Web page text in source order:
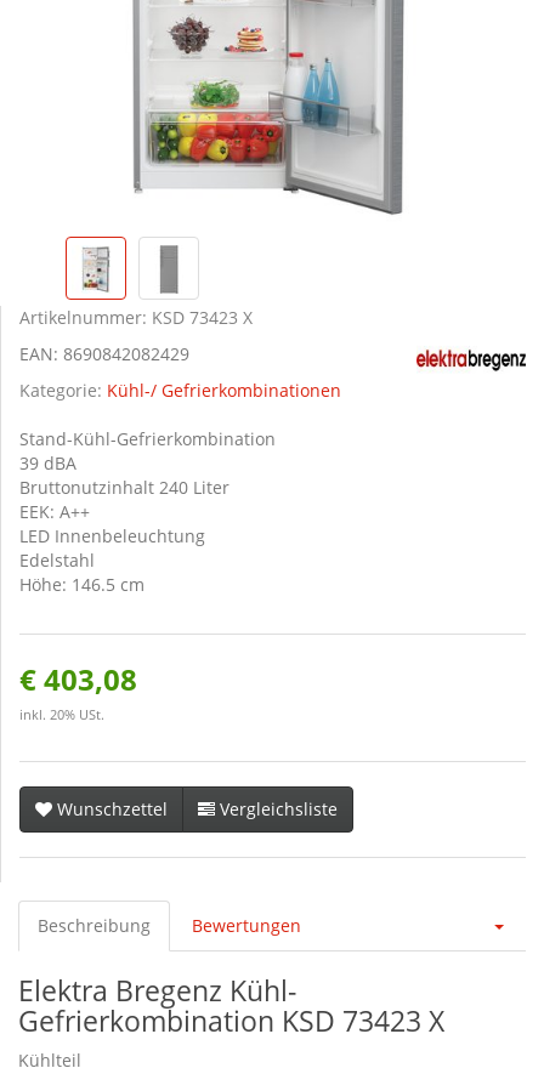
Artikelnummer: KSD 73423 X
EAN: 8690842082429
Kategorie: Kühl-/ Gefrierkombinationen
Stand-Kühl-Gefrierkombination
39 dBA
Bruttonutzinhalt 240 Liter
EEK: A++
LED Innenbeleuchtung
Edelstahl
Höhe: 146.5 cm
€ 403,08
inkl. 20% USt.
Wunschzettel Vergleichsliste
Beschreibung Bewertungen
Elektra Bregenz Kühl-
Gefrierkombination KSD 73423 X
Kühlteil